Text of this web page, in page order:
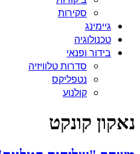
סקירות
גיימינג
טכנולוגיה
בידור ופנאי
סדרות טלוויזיה
נטפליקס
קולנוע
נאקון קונקט